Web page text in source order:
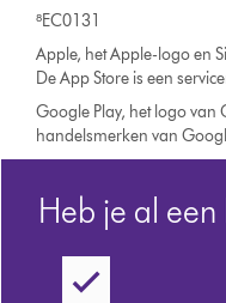
⁸EC0131
Apple, het Apple-logo en
De App Store is een
Google Play, het logo van
handelsmerken van
Heb je al